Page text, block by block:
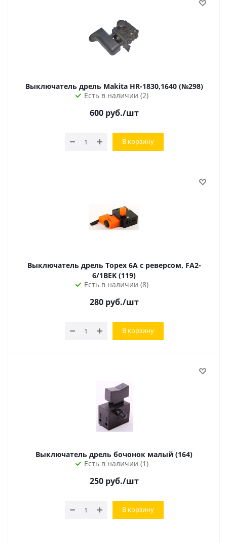
Выключатель дрель Makita HR-1830,1640 (№298)
Есть в наличии (2)
600руб./шт
В корзину
Выключатель дрель Topex 6А с реверсом, FA2-
6/1BEK (119)
Есть в наличии (8)
280руб./шт
В корзину
Выключатель дрель бочонок малый (164)
Есть в наличии (1)
250руб./шт
В корзину